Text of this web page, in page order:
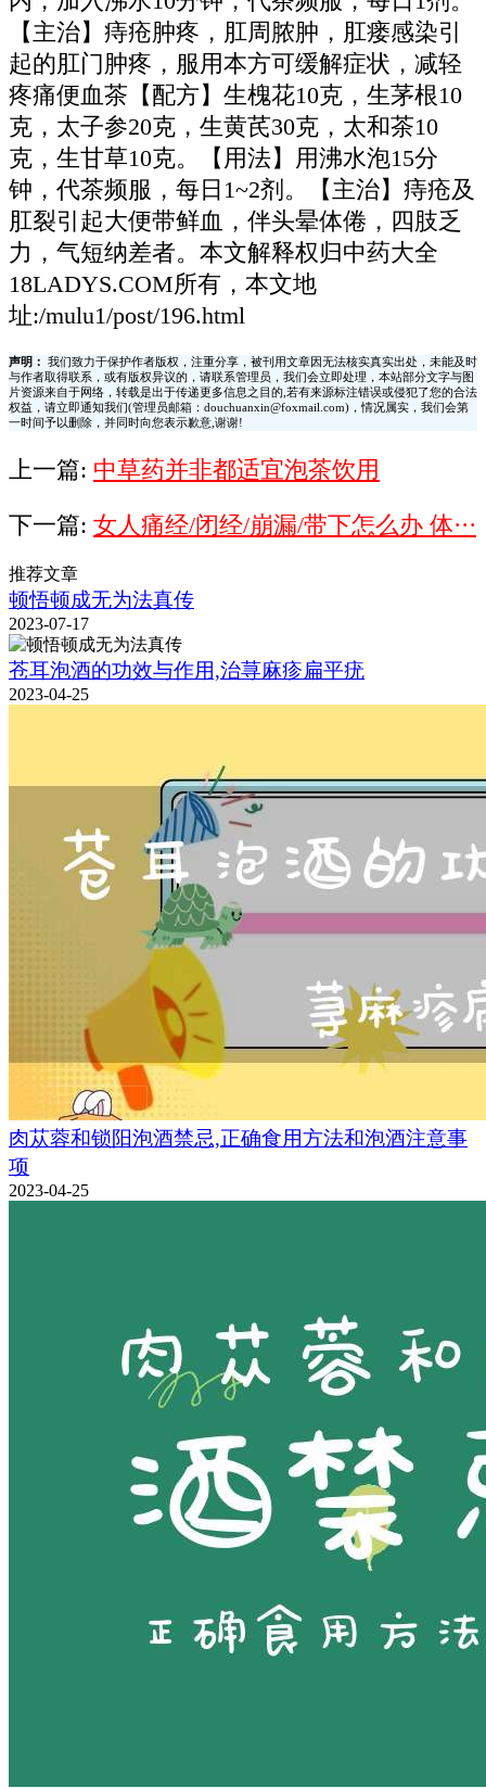
【主治】痔疮肿疼，肛周脓肿，肛瘘感染引
起的肛门肿疼，服用本方可缓解症状，减轻
疼痛便血茶【配方】生槐花10克，生茅根10
克，太子参20克，生黄芪30克，太和茶10
克，生甘草10克。【用法】用沸水泡15分
钟，代茶频服，每日1~2剂。【主治】痔疮及
肛裂引起大便带鲜血，伴头晕体倦，四肢乏
力，气短纳差者。本文解释权归中药大全
18LADYS.COM所有，本文地
址:/mulu1/post/196.html
声明：
我们致力于保护作者版权，注重分享，被刊用文章因无法核实真实出处，未能及时
与作者取得联系，或有版权异议的，请联系管理员，我们会立即处理，本站部分文字与图
片资源来自于网络，转载是出于传递更多信息之目的,若有来源标注错误或侵犯了您的合法
权益，请立即通知我们(管理员邮箱：douchuanxin@foxmail.com)，情况属实，我们会第
一时间予以删除，并同时向您表示歉意,谢谢!
上一篇: 中草药并非都适宜泡茶饮用
下一篇: 女人痛经/闭经/崩漏/带下怎么办 体···
推荐文章
顿悟顿成无为法真传
2023-07-17
苍耳泡酒的功效与作用,治荨麻疹扁平疣
2023-04-25
肉苁蓉和锁阳泡酒禁忌,正确食用方法和泡酒注意事
项
2023-04-25